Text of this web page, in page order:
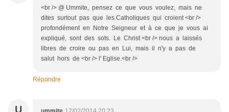
<br /> @ Ummite, pensez ce que vous voulez, mais ne
dites surtout pas que les Catholiques qui croient <br />
profondément en Notre Seigneur et à ce que je vous ai
expliqué, sont des sots. Le Christ <br /> nous a laissés
libres de croire ou pas en Lui, mais il n'y a pas de
salut hors de <br /> l' Eglise.<br />
Répondre
U